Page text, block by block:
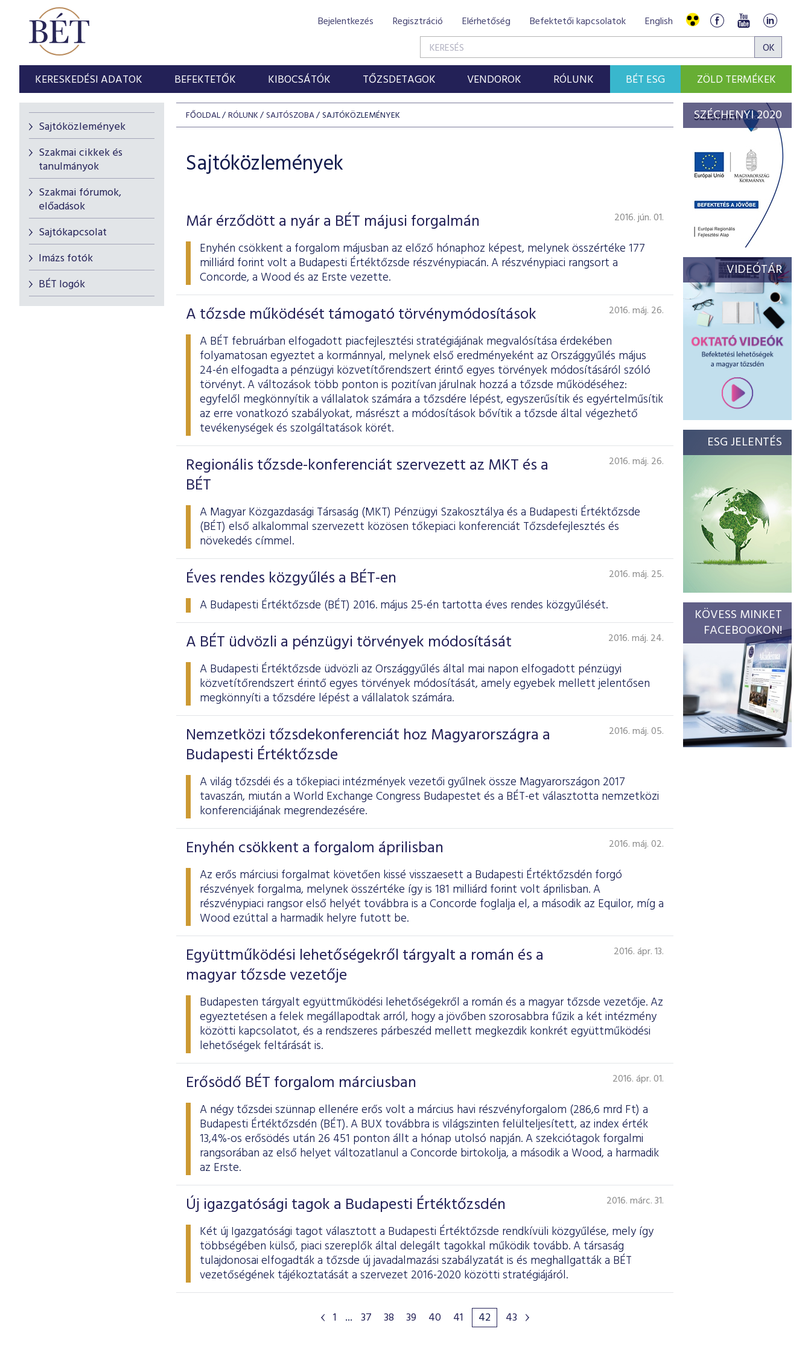
Bejelentkezés Regisztráció Elérhetőség Befektetői kapcsolatok English
KERESKEDÉSI ADATOK BEFEKTETŐK KIBOCSÁTÓK TŐZSDETAGOK VENDOROK RÓLUNK BÉT ESG ZÖLD TERMÉKEK
Sajtóközlemények
Szakmai cikkek és
tanulmányok
Szakmai fórumok,
előadások
Sajtókapcsolat
Imázs fotók
BÉT logók
FŐOLDAL RÓLUNK SAJTÓSZOBA SAJTÓKÖZLEMÉNYEK
Sajtóközlemények
Már érződött a nyár a BÉT májusi forgalmán 2016. jún. 01.
Enyhén csökkent a forgalom májusban az előző hónaphoz képest, melynek összértéke 177
milliárd forint volt a Budapesti Értéktőzsde részvénypiacán. A részvénypiaci rangsort a
Concorde, a Wood és az Erste vezette.
A tőzsde működését támogató törvénymódosítások 2016. máj. 26.
A BÉT februárban elfogadott piacfejlesztési stratégiájának megvalósítása érdekében
folyamatosan egyeztet a kormánnyal, melynek első eredményeként az Országgyűlés május
24-én elfogadta a pénzügyi közvetítőrendszert érintő egyes törvények módosításáról szóló
törvényt. A változások több ponton is pozitívan járulnak hozzá a tőzsde működéséhez:
egyfelől megkönnyítik a vállalatok számára a tőzsdére lépést, egyszerűsítik és egyértelműsítik
az erre vonatkozó szabályokat, másrészt a módosítások bővítik a tőzsde által végezhető
tevékenységek és szolgáltatások körét.
Regionális tőzsde-konferenciát szervezett az MKT és a
BÉT
2016. máj. 26.
A Magyar Közgazdasági Társaság (MKT) Pénzügyi Szakosztálya és a Budapesti Értéktőzsde
(BÉT) első alkalommal szervezett közösen tőkepiaci konferenciát Tőzsdefejlesztés és
növekedés címmel.
Éves rendes közgyűlés a BÉT-en 2016. máj. 25.
A Budapesti Értéktőzsde (BÉT) 2016. május 25-én tartotta éves rendes köz­gyűlését.
A BÉT üdvözli a pénzügyi törvények módosítását 2016. máj. 24.
A Budapesti Értéktőzsde üdvözli az Országgyűlés által mai napon elfogadott pénzügyi
közvetítőrendszert érintő egyes törvények módosítását, amely egyebek mellett jelentősen
megkönnyíti a tőzsdére lépést a vállalatok számára.
Nemzetközi tőzsdekonferenciát hoz Magyarországra a
Budapesti Értéktőzsde
2016. máj. 05.
A világ tőzsdéi és a tőkepiaci intézmények vezetői gyűlnek össze Magyarországon 2017
tavaszán, miután a World Exchange Congress Budapestet és a BÉT-et választotta nemzetközi
konferenciájának megrendezésére.
Enyhén csökkent a forgalom áprilisban 2016. máj. 02.
Az erős márciusi forgalmat követően kissé visszaesett a Budapesti Értéktőzsdén forgó
részvények forgalma, melynek összértéke így is 181 milliárd forint volt áprilisban. A
részvénypiaci rangsor első helyét továbbra is a Concorde foglalja el, a második az Equilor, míg a
Wood ezúttal a harmadik helyre futott be.
Együttműködési lehetőségekről tárgyalt a román és a
magyar tőzsde vezetője
2016. ápr. 13.
Budapesten tárgyalt együttműködési lehetőségekről a román és a magyar tőzsde vezetője. Az
egyeztetésen a felek megállapodtak arról, hogy a jövőben szorosabbra fűzik a két intézmény
közötti kapcsolatot, és a rendszeres párbeszéd mellett megkezdik konkrét együttműködési
lehetőségek feltárását is.
Erősödő BÉT forgalom márciusban 2016. ápr. 01.
A négy tőzsdei szünnap ellenére erős volt a március havi részvényforgalom (286,6 mrd Ft) a
Budapesti Értéktőzsdén (BÉT). A BUX továbbra is világszinten felülteljesített, az index érték
13,4%-os erősödés után 26 451 ponton állt a hónap utolsó napján. A szekciótagok forgalmi
rangsorában az első helyet változatlanul a Concorde birtokolja, a második a Wood, a harmadik
az Erste.
Új igazgatósági tagok a Budapesti Értéktőzsdén 2016. márc. 31.
Két új Igazgatósági tagot választott a Budapesti Értéktőzsde rendkívüli közgyűlése, mely így
többségében külső, piaci szereplők által delegált tagokkal működik tovább. A társaság
tulajdonosai elfogadták a tőzsde új javadalmazási szabályzatát is és meghallgatták a BÉT
vezetőségének tájékoztatását a szervezet 2016-2020 közötti stratégiájáról.
1 ... 37 38 39 40 41 42 43
SZÉCHENYI 2020
VIDEÓTÁR
ESG JELENTÉS
KÖVESS MINKET
FACEBOOKON!